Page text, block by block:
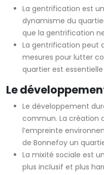
La gentrification est
dynamisme du
que la gentrification
La gentrification peut
mesures pour lutter
quartier est
Le
Le développement
commun. La création
l’empreinte
de Bonnefoy un
La mixité sociale est
plus inclusif et plus